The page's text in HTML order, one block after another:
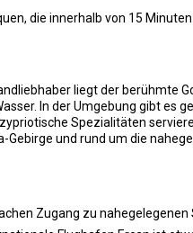
die innerhalb von 15
liegt der berühmte
In der Umgebung gibt es
Spezialitäten
und rund um die
Zugang zu